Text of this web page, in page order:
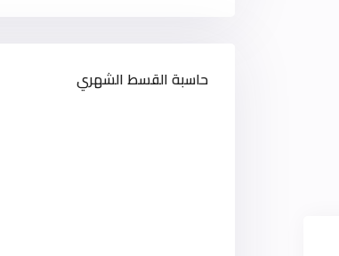
حاسبة القسط الشهري